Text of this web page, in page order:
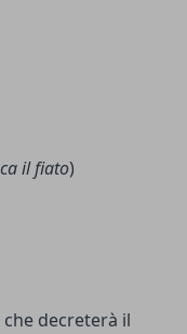
il fiato)
che decreterà il